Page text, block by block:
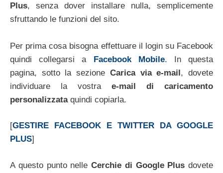
Plus, senza dover installare nulla, semplicemente
sfruttando le funzioni del sito.
Per prima cosa bisogna effettuare il login su Facebook
quindi collegarsi a Facebook Mobile. In questa
pagina, sotto la sezione Carica via e-mail, dovete
individuare la vostra e-mail di caricamento
personalizzataquindi copiarla.
[GESTIRE FACEBOOK E TWITTER DA GOOGLE
PLUS]
A questo punto nelle Cerchie di Google Plus dovete